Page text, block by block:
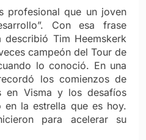
profesional que un joven
Con esa frase
describió Tim Heemskerk
campeón del Tour de
lo conoció. En una
los comienzos de
en Visma y los desafíos
la estrella que es hoy.
para acelerar su